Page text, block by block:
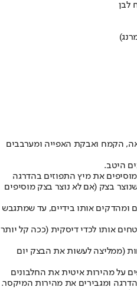
הקמח ואבקת האפייה ומערבבים
היטב.
את מיץ התפוזים בהדרגה
בצק (אם לא נוצר בצק מוסיפים
ומהדקים אותו בידיים, עד שמתגבש
אותו לכדי דיסקית (ככה קל יותר
(ממליצה לעשות את הבצק יום
על מהירות איטית את החלבונים
ומגבירים את מהירות המיקסר.